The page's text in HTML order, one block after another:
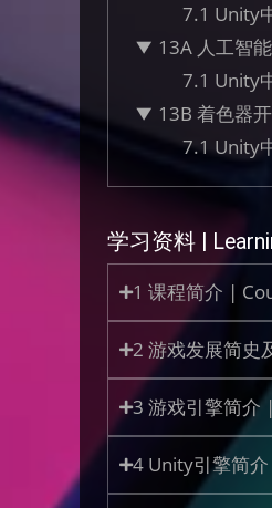
7.1 Unity
13A 人工智
7.1 Unity
13B 着色器
7.1 Unity
学习资料 |
1 课程简介 |
2 游戏发展简
3 游戏引擎简介
4 Unity引擎简